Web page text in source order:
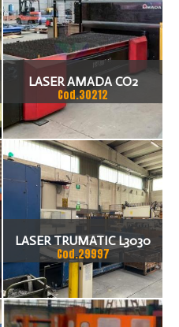
LASER AMADA CO2
3000X1500
Cod.30212
LASER TRUMATIC L3030
Cod.29997